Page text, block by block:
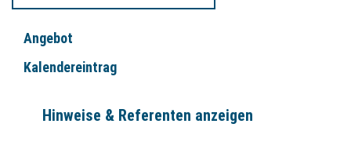
Angebot
Kalendereintrag
Hinweise & Referenten anzeigen